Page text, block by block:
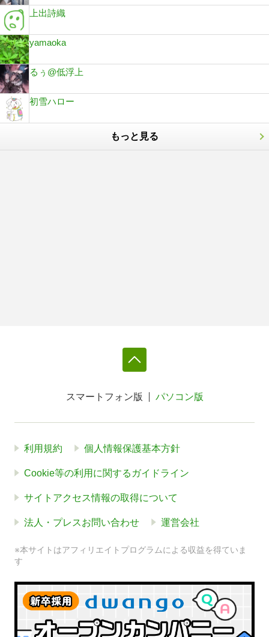
上出詩織
yamaoka
るぅ@低浮上
初雪ハロー
もっと見る
スマートフォン版 パソコン版
利用規約 個人情報保護基本方針
Cookie等の利用に関するガイドライン
サイトアクセス情報の取得について
法人・プレスお問い合わせ 運営会社
※本サイトはアフィリエイトプログラムによる収益を得ていま
す